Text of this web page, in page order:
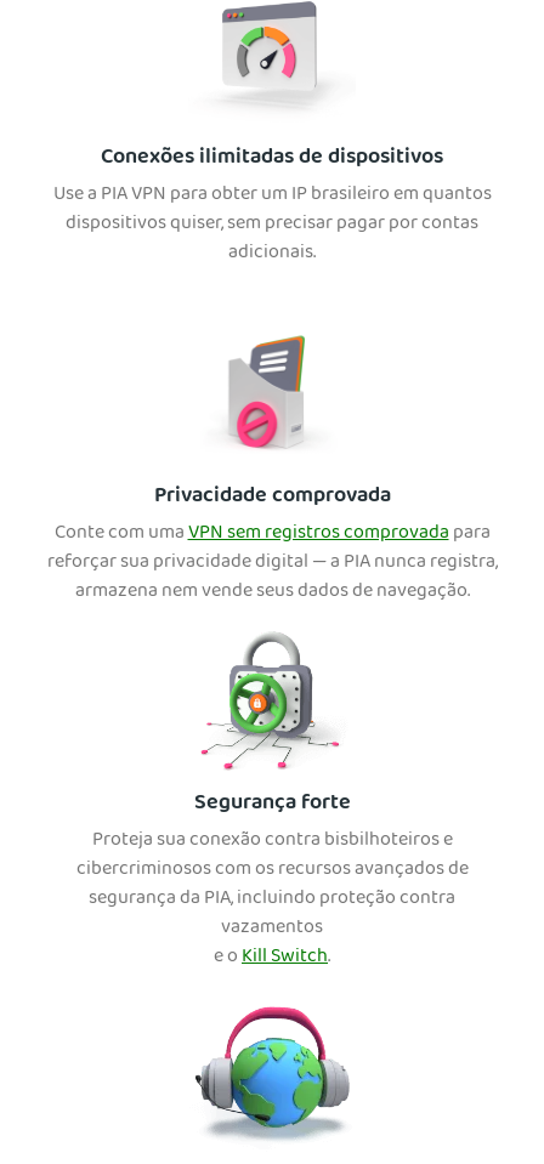
Conexões ilimitadas de dispositivos
Use a PIA VPN para obter um IP brasileiro em quantos
dispositivos quiser, sem precisar pagar por contas
adicionais.
Privacidade comprovada
Conte com umaVPN sem registros comprovadapara
reforçar sua privacidade digital — a PIA nunca registra,
armazena nem vende seus dados de navegação.
Segurança forte
Proteja sua conexão contra bisbilhoteiros e
cibercriminosos com os recursos avançados de
segurança da PIA, incluindo proteção contra
vazamentos
e oKill Switch.